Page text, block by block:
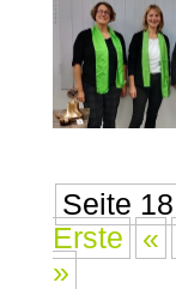
Seite
Erste
«
»